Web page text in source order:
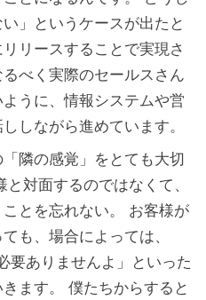
」というケースが出たと
リースすることで実現さ
べく実際のセールスさん
うに、情報システムや営
しながら進めています。
隣の感覚」をとても大切
対面するのではなくて、
とを忘れない。 お客様が
も、場合によっては、
要ありませんよ」といった
ます。 僕たちからすると